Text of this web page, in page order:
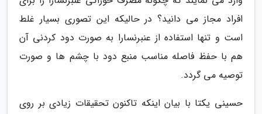
افراد مجاز می دانید؟ در حالیکه این تصوری بسیار غلط
است و تنها استفاده از عنبرنسارا به صورت دود کردنی آن
هم با حفظ فاصله مناسب منبع دود با چشم ها و صورت
توصیه می گردد.
حسینی یکتا با بیان اینکه تاکنون تحقیقات زیادی بر روی